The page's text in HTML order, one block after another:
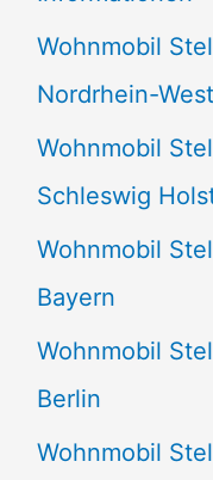
n
n
a
c
h
:
Wohnmobil
Nordrhein-
Wohnmobil
Schleswig
Wohnmobil
Bayern
Wohnmobil
Berlin
Wohnmobil